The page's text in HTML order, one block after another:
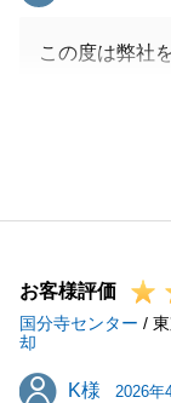
この度は弊社
けし申し訳ご
お忙しい中、
ルへのご対応
おかげさまで
た。
にお会いでき
お客様評価
国分寺センター /
却
K様
K様 2026年